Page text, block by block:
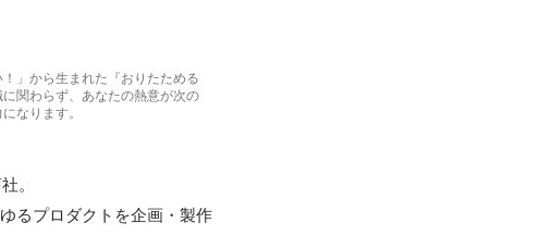
」から生まれた『おりたためる
関わらず、あなたの熱意が次の
なります。
。
るプロダクトを企画・製作